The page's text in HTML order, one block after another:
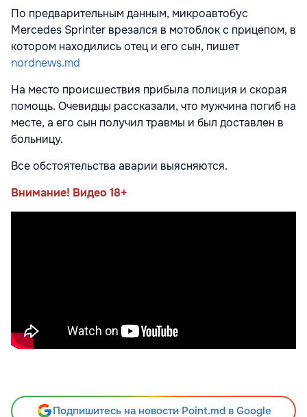
По предварительным данным, микроавтобус
Mercedes Sprinter врезался в мотоблок с прицепом, в
котором находились отец и его сын, пишет
nordnews.md
На место происшествия прибыла полиция и скорая
помощь. Очевидцы рассказали, что мужчина погиб на
месте, а его сын получил травмы и был доставлен в
больницу.
Все обстоятельства аварии выясняются.
Внимание! Видео 18+
Подпишитесь на новости Point.md в Google